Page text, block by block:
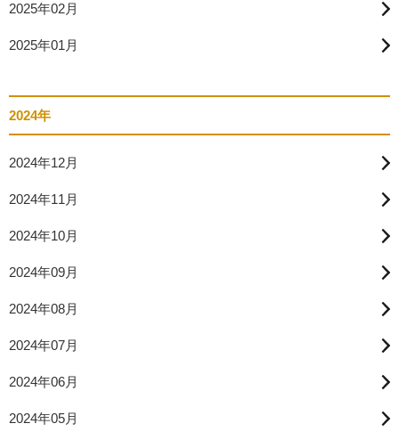
2025年02月
2025年01月
2024年
2024年12月
2024年11月
2024年10月
2024年09月
2024年08月
2024年07月
2024年06月
2024年05月